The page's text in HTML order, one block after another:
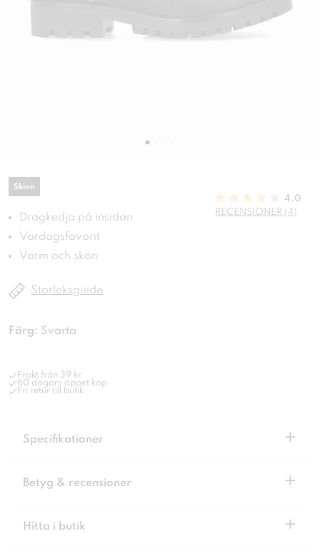
Skinn
Dragkedja på insidan
Vardagsfavorit
Varm och skön
4.0
RECENSIONER (4)
Storleksguide
Färg: Svarta
Frakt från 39 kr
60 dagars öppet köp
Fri retur till butik
Specifikationer +
Betyg & recensioner +
Hitta i butik +